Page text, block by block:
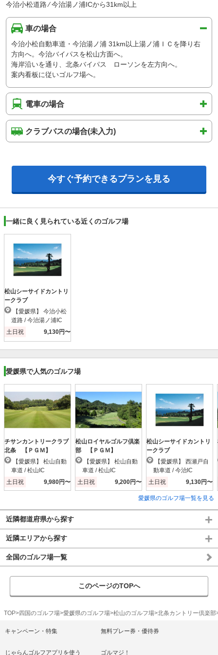
今治小松道路 ⁄ 今治湯ノ浦ICから31km以上
車の場合
今治小松自動車道・今治湯ノ浦 31km以上湯ノ浦ＩＣを降り右
方向へ。今治バイパスを松山方面へ。
海岸沿いを通り、北条バイパス ローソンを左方向へ。
案内看板に従いゴルフ場へ。
電車の場合
クラブバスの場合(未入力)
今すぐ予約できるプランを見る
一緒に良く見られている近くのゴルフ場
松山シーサイドカントリ
ークラブ
道路 / 今治湯ノ浦IC
土日祝
9,130円〜
愛媛県で人気のゴルフ場
チサンカントリークラブ
北条 【ＰＧＭ】
車道 / 松山IC
土日祝
9,980円〜
松山ロイヤルゴルフ倶楽
部 【ＰＧＭ】
車道 / 松山IC
土日祝
9,200円〜
松山シーサイドカントリ
ークラブ
動車道 / 今治IC
土日祝
9,130円〜
愛媛県のゴルフ場一覧を見る
近隣都道府県から探す
近隣エリアから探す
全国のゴルフ場一覧
このページのTOPへ
TOP 四国のゴルフ場 愛媛県のゴルフ場 松山のゴルフ場 北条カントリー倶楽部
キャンペーン・特集 無料プレー券・優待券
じゃらんゴルフアプリを使う ゴルマジ！